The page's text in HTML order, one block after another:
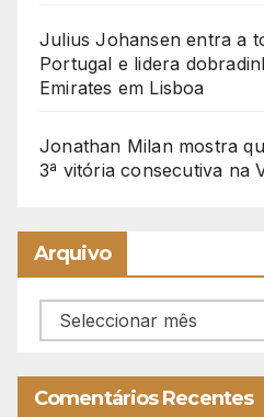
Julius Johansen entra a
Portugal e lidera
Emirates em Lisboa
Jonathan Milan mostra
3ª vitória consecutiva na
Arquivo
Arquivo
Comentários Recentes